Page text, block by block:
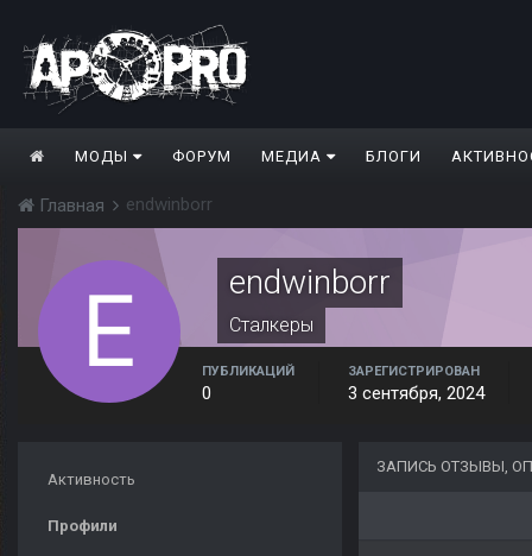
МОДЫ ФОРУМ МЕДИА БЛОГИ
Главная endwinborr
endwinborr
Сталкеры
ПУБЛИКАЦИЙ
0
ЗАРЕГИСТРИРОВАН
3 сентября, 2024
Активность
Профили
ЗАПИСЬ ОТЗЫВЫ,